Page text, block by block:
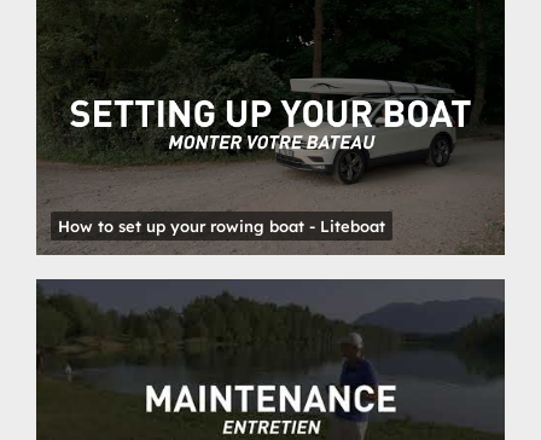
How to set up your rowing boat - Liteboat